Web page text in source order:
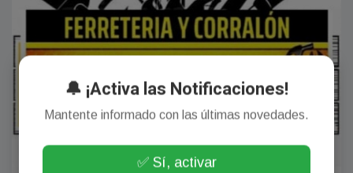
🔔 ¡Activa las Notificaciones!
Mantente informado con las últimas novedades.
✅ Sí, activar